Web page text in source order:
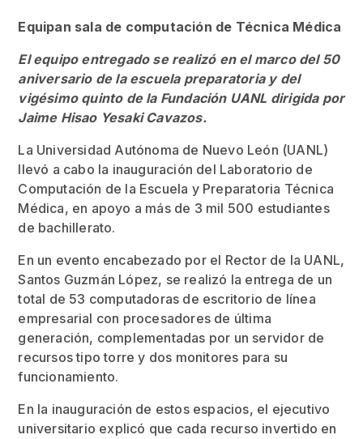
Equipan sala de computación de Técnica Médica
El equipo entregado se realizó en el marco del 50
aniversario de la escuela preparatoria y del
vigésimo quinto de la Fundación UANL dirigida por
Jaime Hisao Yesaki Cavazos.
La Universidad Autónoma de Nuevo León (UANL)
llevó a cabo la inauguración del Laboratorio de
Computación de la Escuela y Preparatoria Técnica
Médica, en apoyo a más de 3 mil 500 estudiantes
de bachillerato.
En un evento encabezado por el Rector de la UANL,
Santos Guzmán López, se realizó la entrega de un
total de 53 computadoras de escritorio de línea
empresarial con procesadores de última
generación, complementadas por un servidor de
recursos tipo torre y dos monitores para su
funcionamiento.
En la inauguración de estos espacios, el ejecutivo
universitario explicó que cada recurso invertido en